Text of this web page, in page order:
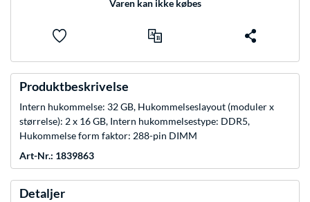
Varen kan ikke købes
Produktbeskrivelse
Intern hukommelse: 32 GB, Hukommelseslayout (moduler x
størrelse): 2 x 16 GB, Intern hukommelsestype: DDR5,
Hukommelse form faktor: 288-pin DIMM
Art-Nr.: 1839863
Detaljer